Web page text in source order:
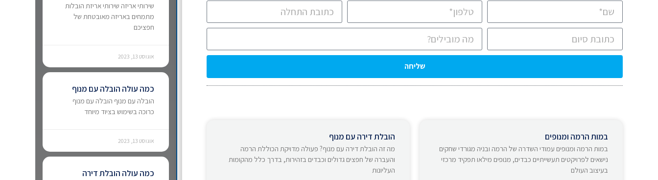
שליחה
במות הרמה ומנופים
במות הרמה ומנופים עמודי השדרה של הרמה ובניה מגורדי שחקים
נישאים לפרויקטים תעשייתיים כבדים, מנופים מילאו תפקיד מרכזי
בעיצוב העולם
הובלת דירה עם מנוף
מה זה הובלת דירה עם מנוף? פעולה מדויקת הכוללת הרמה
והעברה של חפצים גדולים וכבדים בזהירות, בדרך כלל מהקומות
העליונות
שירותי אריזה שירותי אריזת הובלות
מתמחים באריזה מאובטחת של
חפציכם
אוגוסט 13, 2023
כמה עולה הובלה עם מנוף
הובלה עם מנוף הובלה עם מנוף
כרוכה בשימוש בציוד מיוחד
אוגוסט 13, 2023
כמה עולה הובלת דירה